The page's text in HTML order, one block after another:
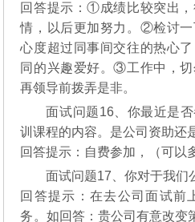
回答提示：①成绩比较突出
情，以后更加努力。②检讨
心度超过同事间交往的热心
同的兴趣爱好。③工作中，
再领导前拨弄是非。
面试问题16、你最近是
训课程的内容。是公司资助还
回答提示：自费参加，（可以
面试问题17、你对于我们
回答提示：在去公司面试前
务。如回答：贵公司有意改变